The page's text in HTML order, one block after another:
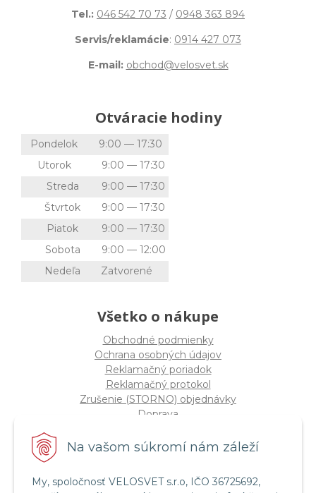
Na vašom súkromí nám záleží
My, spoločnosť VELOSVET s.r.o, IČO 36725692,
Tel.: 046 542 70 73 / 0948 363 894
Servis/reklamácie: 0914 427 073
E-mail: obchod@velosvet.sk
Otváracie hodiny
Pondelok
9:00 — 17:30
Utorok
9:00 — 17:30
Streda
9:00 — 17:30
Štvrtok
9:00 — 17:30
Piatok
9:00 — 17:30
Sobota
9:00 — 12:00
Nedeľa
Zatvorené
Všetko o nákupe
Obchodné podmienky
Ochrana osobných údajov
Reklamačný poriadok
Reklamačný protokol
Zrušenie (STORNO) objednávky
Doprava
Štatút súťaže "Vianoce 2025"
Servis a služby